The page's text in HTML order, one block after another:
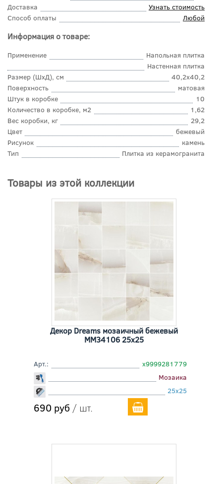
Доставка
Узнать стоимость
Способ оплаты
Любой
Информация о товаре:
Применение
Напольная плитка
Настенная плитка
Размер (ШхД), см
40,2x40,2
Поверхность
матовая
Штук в коробке
10
Количество в коробке, м2
1,62
Вес коробки, кг
29,2
Цвет
бежевый
Рисунок
камень
Тип
Плитка из керамогранита
Товары из этой коллекции
Декор Dreams мозаичный бежевый
MM34106 25x25
Арт.:
х9999281779
Мозаика
25x25
690 руб / шт.